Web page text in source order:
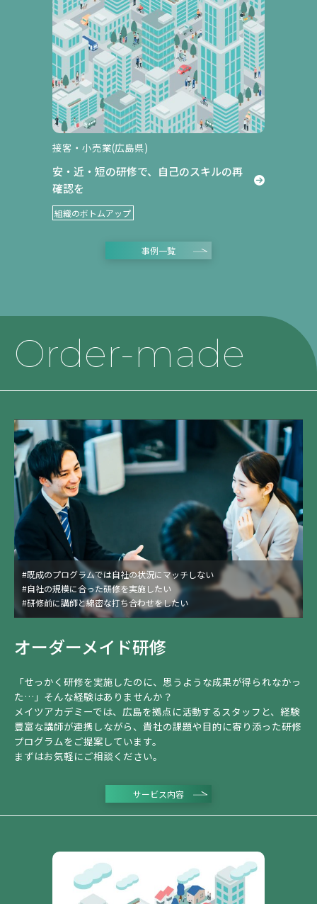
オーダーメイド研修
接客・小売業(広島県)
安・近・短の研修で、自己のスキルの再
確認を
組織のボトムアップ
事例一覧
Order-made
オーダーメイド研修
「せっかく研修を実施したのに、思うような成果が得られなかっ
た…」そんな経験はありませんか？
メイツアカデミーでは、広島を拠点に活動するスタッフと、経験
豊富な講師が連携しながら、貴社の課題や目的に寄り添った研修
プログラムをご提案しています。
まずはお気軽にご相談ください。
サービス内容
#既成のプログラムでは自社の状況にマッチしない
#自社の規模に合った研修を実施したい
#研修前に講師と綿密な打ち合わせをしたい
#現場経験のある講師に研修を頼みたい
#都市部の研修会社を利用すると交通費などの経費も考慮が必要